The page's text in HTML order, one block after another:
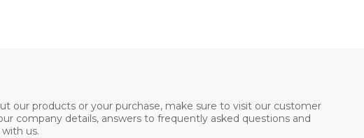
our products or your purchase, make sure to visit our customer
company details, answers to frequently asked questions and
us.